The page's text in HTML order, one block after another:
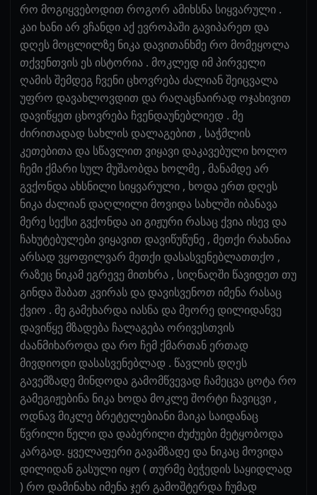
რო მოგიყვებოდით როგორ ამიხსნა სიყვარული .
კაი ხანი არ ვჩანდი აქ ევროპაში გავიპარეთ და
დღეს მოცლილზე ნიკა დავითანხმე რო მომეყოლა
თქვენთვის ეს ისტორია . მოკლედ იმ პირველი
ღამის შემდეგ ჩვენი ცხოვრება ძალიან შეიცვალა
უფრო დავახლოვდით და რაღაცნაირად ოჯახივით
დავიწყეთ ცხოვრება ჩვენდაუნებლიედ . მე
ძირითადად სახლის დალაგებით , საჭმლის
კეთებითა და სწავლით ვიყავი დაკავებული ხოლო
ჩემი ქმარი სულ მუშაობდა ხოლმე , მანამდე არ
გვქონდა ახსნილი სიყვარული , ხოდა ერთ დღეს
ნიკა ძალიან დაღლილი მოვიდა სახლში იბანავა
მერე სექსი გვქონდა აი გიჟური რასაც ქვია ისევ და
ჩახუტებულები ვიყავით დავიწუწუნე , მეთქი რახანია
არსად ვყოფილვარ მეთქი დასასვენებლათთქო ,
რაზეც ნიკამ ეგრევე მითხრა , სიღნაღში წავიდეთ თუ
გინდა შაბათ კვირას და დავისვენოთ იმენა რასაც
ქვიო . მე გამეხარდა იასნა და მეორე დილიდანვე
დავიწყე მზადება ჩალაგება ორივესთვის
ძაანმიხაროდა და რო ჩემ ქმართან ერთად
მივდიოდი დასასვენებლად . წავლის დღეს
გავემზადე მინდოდა გამომწვევად ჩამეცვა ცოტა რო
გამეგიჟებინა ნიკა ხოდა მოკლე შორტი ჩავიცვი ,
ოდნავ მიკლე ბრეტელებიანი მაიკა საიდანაც
წვრილი წელი და დაბერილი ძუძუები მეტყობოდა
კარგად. ყველაფერი გავამზადე და ნიკაც მოვიდა
დილიდან გასული იყო ( თურმე ბეჭედის საყიდლად
) რო დამინახა იმენა ჯერ გამოშტერდა ჩუმად